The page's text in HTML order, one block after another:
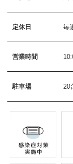
定休日 毎
営業時間
駐車場 20